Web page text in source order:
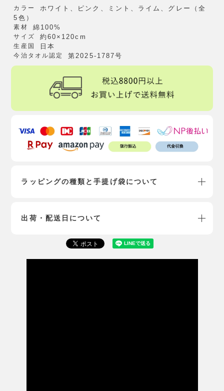
カラー
ホワイト、ピンク、ミント、ライム、グレー（全
5色）
素材 綿100%
サイズ 約60×120cm
生産国 日本
今治タオル認定 第2025-1787号
ラッピングの種類と手提げ袋について
出荷・配送日について